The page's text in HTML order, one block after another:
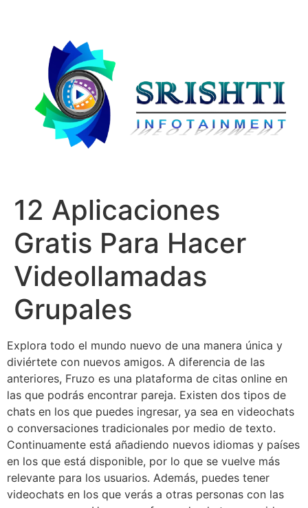
12 Aplicaciones
Gratis Para Hacer
Videollamadas
Grupales
Explora todo el mundo nuevo de una manera única y
diviértete con nuevos amigos. A diferencia de las
anteriores, Fruzo es una plataforma de citas online en
las que podrás encontrar pareja. Existen dos tipos de
chats en los que puedes ingresar, ya sea en videochats
o conversaciones tradicionales por medio de texto.
Continuamente está añadiendo nuevos idiomas y países
en los que está disponible, por lo que se vuelve más
relevante para los usuarios. Además, puedes tener
videochats en los que verás a otras personas con las